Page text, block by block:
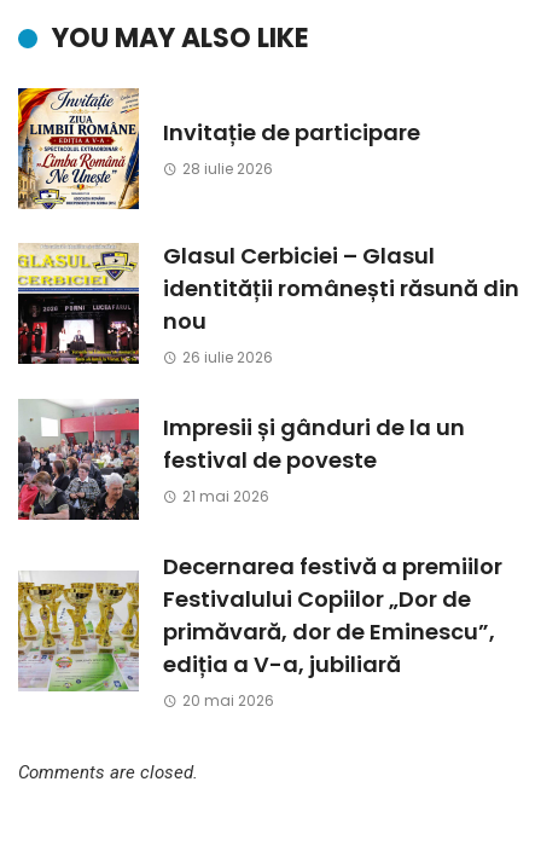
YOU MAY ALSO LIKE
Invitație de participare
28 iulie 2026
Glasul Cerbiciei – Glasul
identității românești răsună din
nou
26 iulie 2026
Impresii și gânduri de la un
festival de poveste
21 mai 2026
Decernarea festivă a premiilor
Festivalului Copiilor „Dor de
primăvară, dor de Eminescu”,
ediția a V-a, jubiliară
20 mai 2026
Comments are closed.